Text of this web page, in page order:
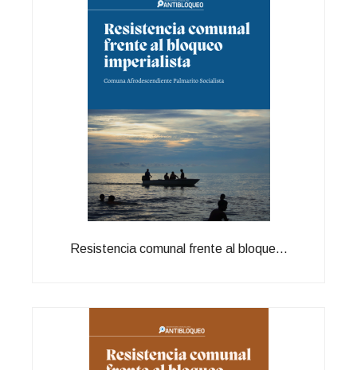
Resistencia comunal frente al bloque...